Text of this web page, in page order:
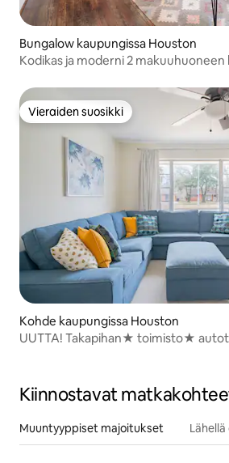
Bungalow kaupungissa Houston
Kodikas ja moderni 2
Vieraiden suosikki
Vieraiden suosikki
Kohde kaupungissa Houston
UUTTA! Takapihan★ toimisto️★
Kiinnostavat
Muuntyyppiset majoitukset